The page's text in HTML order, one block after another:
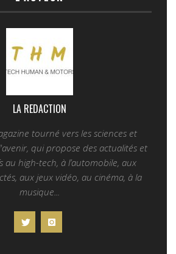
LA REDACTION
tourné vers les sciences et
qui propose des actualités et
au high-tech, à l’automobile, aux
aux jeux vidéo, au cinéma, à la
musique...